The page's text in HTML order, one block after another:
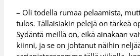
– Oli todella rumaa pelaamista,
tulos. Tällaisiakin pelejä on tärkeä
Sydäntä meillä on, eikä ainakaan
kiinni, ja se on johtanut näihin